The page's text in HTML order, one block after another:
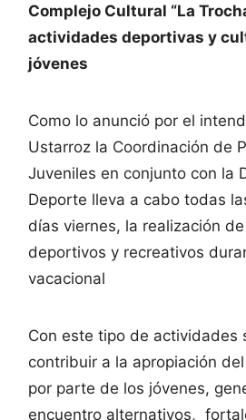
Complejo Cultural “La
actividades deportivas y
jóvenes
Como lo anunció por el
Ustarroz la Coordinación de
Juveniles en conjunto con la
Deporte lleva a cabo todas
días viernes, la realización
deportivos y recreativos
vacacional
Con este tipo de actividades
contribuir a la apropiación
por parte de los jóvenes,
encuentro alternativos,